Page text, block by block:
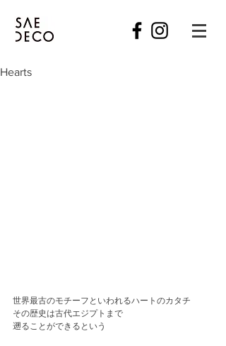
Hearts
世界最古のモチーフといわれるハートのカタチ
その歴史は古代エジプトまで
遡ることができるという